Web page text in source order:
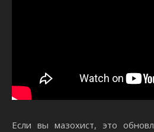
Если вы мазохист, это